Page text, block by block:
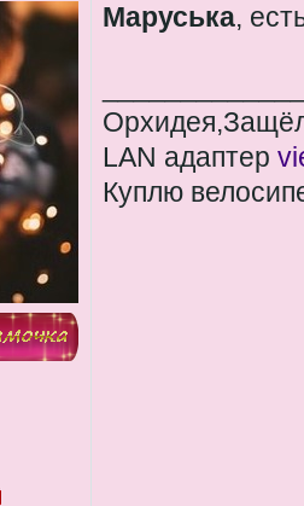
Маруська,
LAN адаптер
Куплю